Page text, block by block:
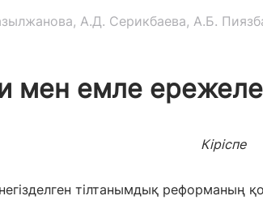
А.Д. Серикбаева, А.Б.
мен емле
Кіріспе
тілтанымдық